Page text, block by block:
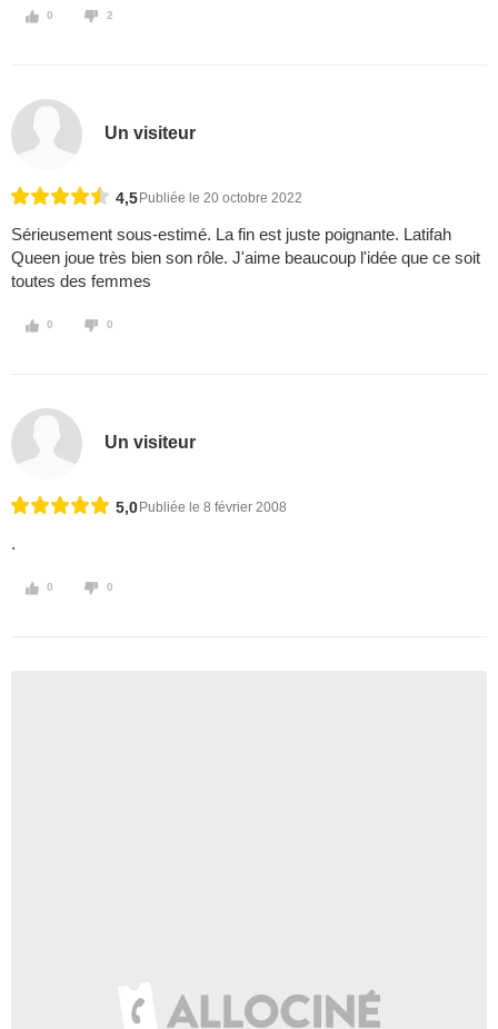
0 2
Un visiteur
4,5 Publiée le 20 octobre 2022
Sérieusement sous-estimé. La fin est juste poignante. Latifah
Queen joue très bien son rôle. J'aime beaucoup l'idée que ce soit
toutes des femmes
0 0
Un visiteur
5,0 Publiée le 8 février 2008
.
0 0